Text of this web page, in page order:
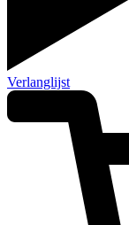
Verlanglijst